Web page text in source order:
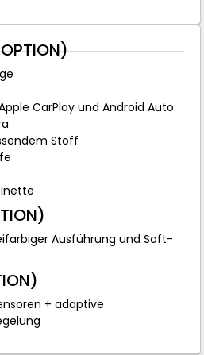
CarPlay und Android Auto
Stoff
Ausführung und Soft-
+ adaptive